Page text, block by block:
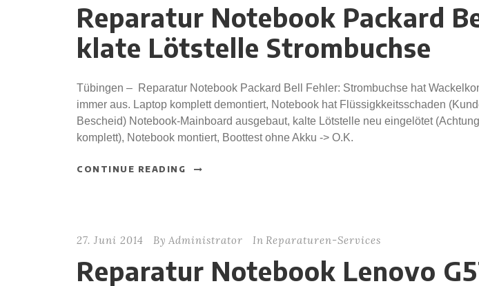
Reparatur Notebook Packard
klate Lötstelle Strombuchse
Tübingen – Reparatur Notebook Packard Bell Fehler: Strombuchse hat
immer aus. Laptop komplett demontiert, Notebook hat Flüssigkkeitsschaden
Bescheid) Notebook-Mainboard ausgebaut, kalte Lötstelle neu eingelötet
komplett), Notebook montiert, Boottest ohne Akku -> O.K.
CONTINUE READING
27. Juni 2014 By Administrator In Reparaturen-Services
Reparatur Notebook Lenovo